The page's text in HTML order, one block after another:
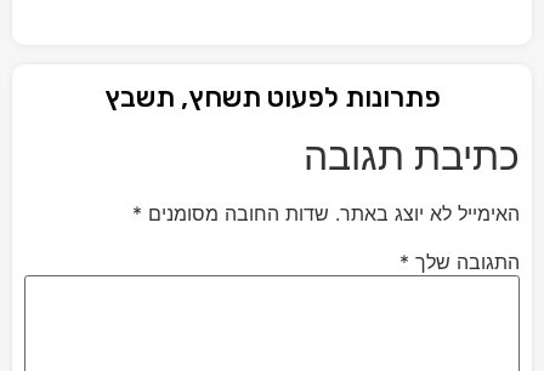
פתרונות לפעוט תשחץ, תשבץ
כתיבת תגובה
האימייל לא יוצג באתר. שדות החובה מסומנים *
התגובה שלך *